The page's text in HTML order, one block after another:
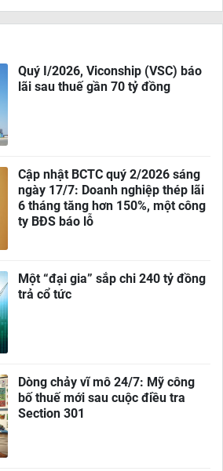
Quý I/2026, Viconship (VSC) báo
lãi sau thuế gần 70 tỷ đồng
Cập nhật BCTC quý 2/2026 sáng
ngày 17/7: Doanh nghiệp thép lãi
6 tháng tăng hơn 150%, một công
ty BĐS báo lỗ
Một “đại gia” sắp chi 240 tỷ đồng
trả cổ tức
Dòng chảy vĩ mô 24/7: Mỹ công
bố thuế mới sau cuộc điều tra
Section 301